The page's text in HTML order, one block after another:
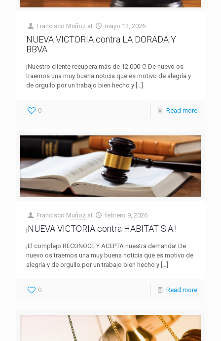
Francisco Muñoz at mayo 12, 2026
NUEVA VICTORIA contra LA DORADA Y
BBVA
¡Nuestro cliente recupera más de 12.000 €! De nuevo os
traemos una muy buena noticia que es motivo de alegría y
de orgullo por un trabajo bien hecho y
0 Read more
Francisco Muñoz at febrero 9, 2026
¡NUEVA VICTORIA contra HABITAT S.A.!
¡El complejo RECONOCE Y ACEPTA nuestra demanda! De
nuevo os traemos una muy buena noticia que es motivo de
alegría y de orgullo por un trabajo bien hecho y […]
0 Read more